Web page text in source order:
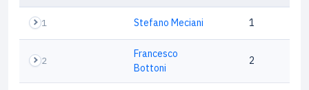
1 Stefano Meciani 1
2
Francesco
Bottoni
2